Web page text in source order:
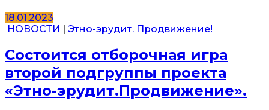
18.01.2023
НОВОСТИ | Этно-эрудит. Продвижение!
Состоится отборочная игра
второй подгруппы проекта
«Этно-эрудит.Продвижение».